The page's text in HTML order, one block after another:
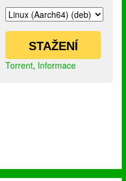
STAŽENÍ
Torrent, Informace